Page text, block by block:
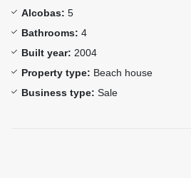
Alcobas: 5
Bathrooms: 4
Built year: 2004
Property type: Beach house
Business type: Sale